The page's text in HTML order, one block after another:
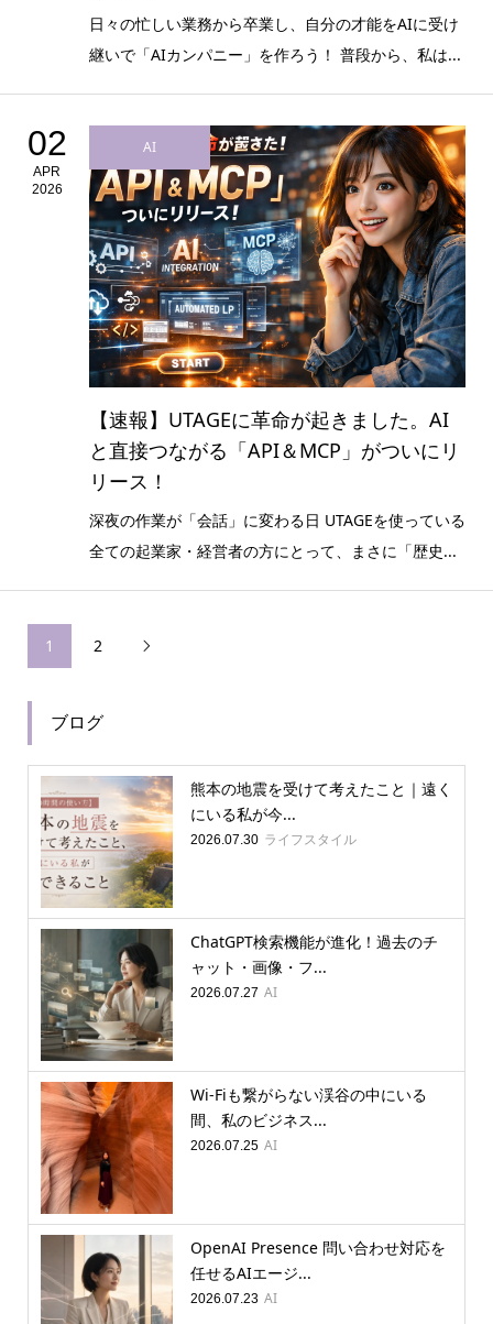
日々の忙しい業務から卒業し、自分の才能をAIに受け
継いで「AIカンパニー」を作ろう！ 普段から、私は...
02
APR
2026
AI
【速報】UTAGEに革命が起きました。AI
と直接つながる「API＆MCP」がついにリ
リース！
深夜の作業が「会話」に変わる日 UTAGEを使っている
全ての起業家・経営者の方にとって、まさに「歴史...
1 2 
ブログ
熊本の地震を受けて考えたこと｜遠く
にいる私が今...
2026.07.30 ライフスタイル
ChatGPT検索機能が進化！過去のチ
ャット・画像・フ...
2026.07.27 AI
Wi-Fiも繋がらない渓谷の中にいる
間、私のビジネス...
2026.07.25 AI
OpenAI Presence 問い合わせ対応を
任せるAIエージ...
2026.07.23 AI